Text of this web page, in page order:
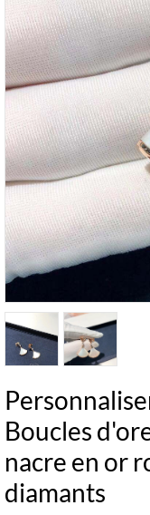
Boucles
nacre en or
diamants